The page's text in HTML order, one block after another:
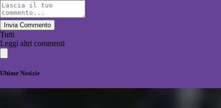
Invia Commento
Tutti
Leggi altri commenti
Ultime Notizie